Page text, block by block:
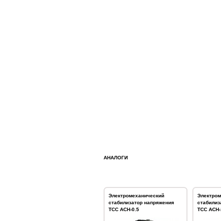
АНАЛОГИ
Электромеханический
стабилизатор напряжения
ТСС АСН-0.5
ТСС АСН-